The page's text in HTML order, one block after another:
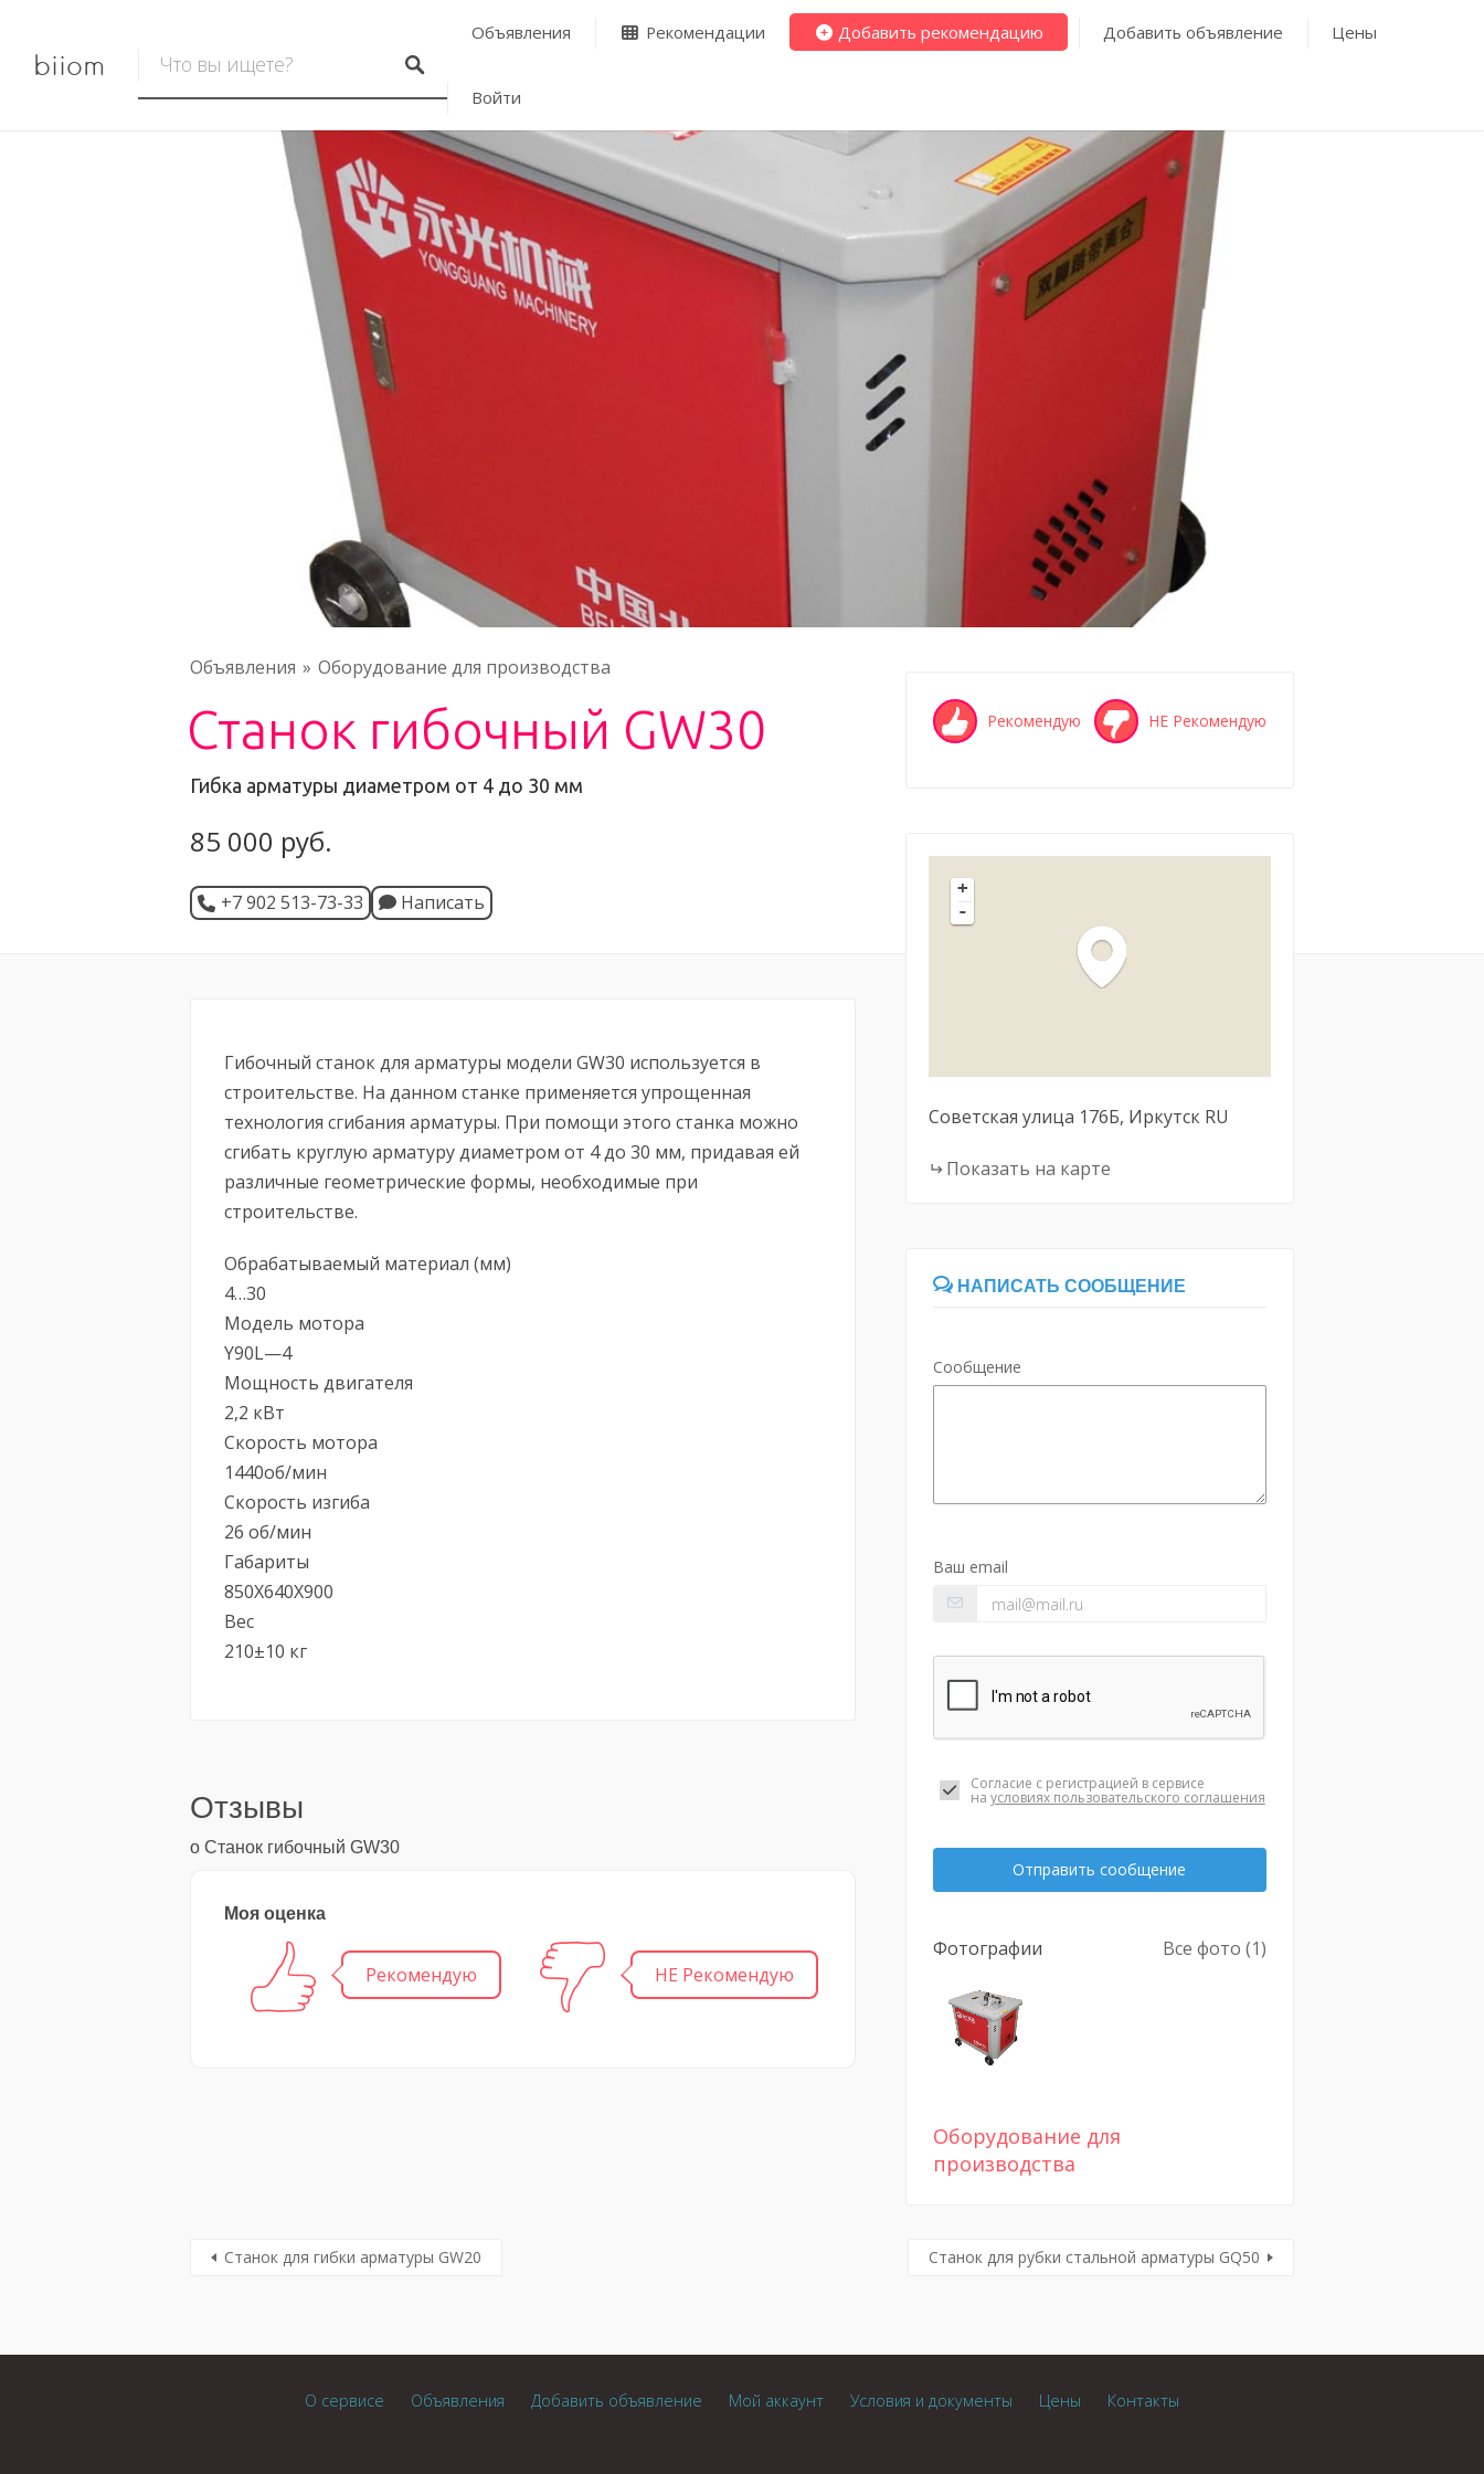
biiom
Объявления Рекомендации Добавить рекомендацию Добавить объявление Цены
Войти
Объявления Оборудование для производства
Станок гибочный GW30
Гибка арматуры диаметром от 4 до 30 мм
85 000 руб.
+7 902 513-73-33 Написать
Гибочный станок для арматуры модели GW30 используется в
строительстве. На данном станке применяется упрощенная
технология сгибания арматуры. При помощи этого станка можно
сгибать круглую арматуру диаметром от 4 до 30 мм, придавая ей
различные геометрические формы, необходимые при
строительстве.
Обрабатываемый материал (мм)
4…30
Модель мотора
Y90L—4
Мощность двигателя
2,2 кВт
Скорость мотора
1440об/мин
Скорость изгиба
26 об/мин
Габариты
850X640X900
Вес
210±10 кг
Отзывы
о Станок гибочный GW30
Моя оценка
Рекомендую НЕ Рекомендую
Рекомендую НЕ Рекомендую
+
-
Советская улица 176Б Иркутск RU
Показать на карте
НАПИСАТЬ СООБЩЕНИЕ
Сообщение
Ваш email
Согласие с регистрацией в сервисе
на условиях пользовательского соглашения
Отправить сообщение
Фотографии Все фото (1)
Оборудование для
производства
Станок для гибки арматуры GW20 Станок для рубки стальной арматуры GQ50
О сервисе Объявления Добавить объявление Мой аккаунт Условия и документы Цены Контакты